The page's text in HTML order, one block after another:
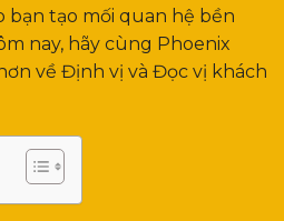
bạn tạo mối quan hệ bền
nay, hãy cùng Phoenix
về Định vị và Đọc vị khách